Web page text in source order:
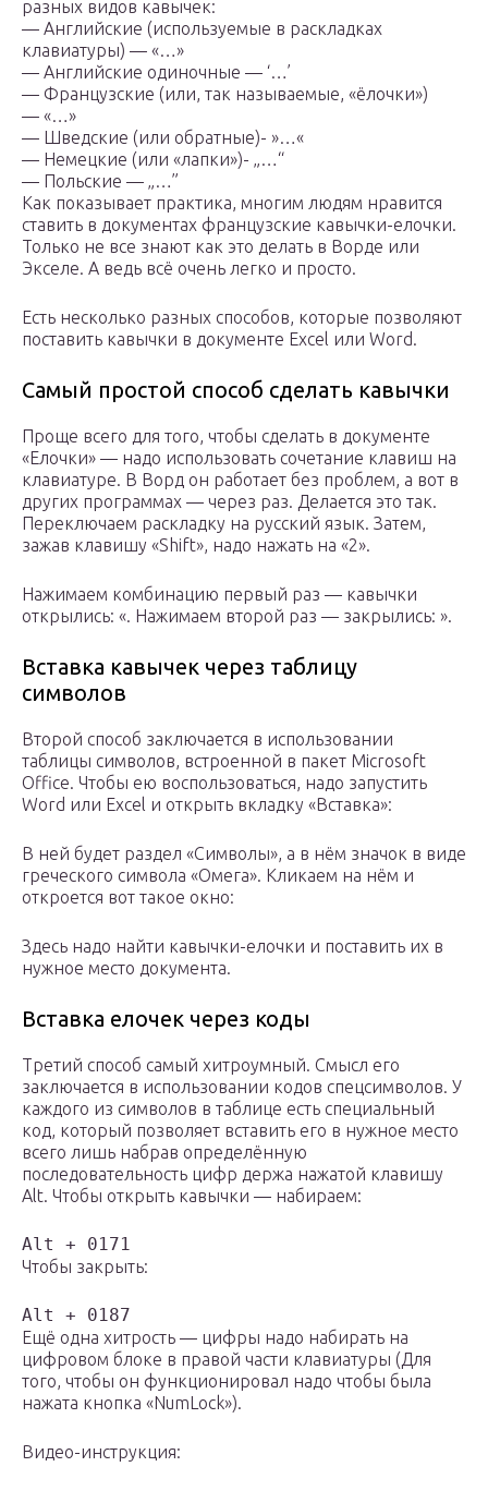
разных видов кавычек:
— Английские (используемые в раскладках
клавиатуры) — «…»
— Английские одиночные — ‘…’
— Французские (или, так называемые, «ёлочки»)
— «…»
— Шведские (или обратные)- »…«
— Немецкие (или «лапки»)- „…“
— Польские — „…”
Как показывает практика, многим людям нравится
ставить в документах французские кавычки-елочки.
Только не все знают как это делать в Ворде или
Экселе. А ведь всё очень легко и просто.
Есть несколько разных способов, которые позволяют
поставить кавычки в документе Excel или Word.
Самый простой способ сделать кавычки
Проще всего для того, чтобы сделать в документе
«Елочки» — надо использовать сочетание клавиш на
клавиатуре. В Ворд он работает без проблем, а вот в
других программах — через раз. Делается это так.
Переключаем раскладку на русский язык. Затем,
зажав клавишу «Shift», надо нажать на «2».
Нажимаем комбинацию первый раз — кавычки
открылись: «. Нажимаем второй раз — закрылись: ».
Вставка кавычек через таблицу
символов
Второй способ заключается в использовании
таблицы символов, встроенной в пакет Microsoft
Office. Чтобы ею воспользоваться, надо запустить
Word или Excel и открыть вкладку «Вставка»:
В ней будет раздел «Символы», а в нём значок в виде
греческого символа «Омега». Кликаем на нём и
откроется вот такое окно:
Здесь надо найти кавычки-елочки и поставить их в
нужное место документа.
Вставка елочек через коды
Третий способ самый хитроумный. Смысл его
заключается в использовании кодов спецсимволов. У
каждого из символов в таблице есть специальный
код, который позволяет вставить его в нужное место
всего лишь набрав определённую
последовательность цифр держа нажатой клавишу
Alt. Чтобы открыть кавычки — набираем:
Alt + 0171
Чтобы закрыть:
Alt + 0187
Ещё одна хитрость — цифры надо набирать на
цифровом блоке в правой части клавиатуры (Для
того, чтобы он функционировал надо чтобы была
нажата кнопка «NumLock»).
Видео-инструкция: